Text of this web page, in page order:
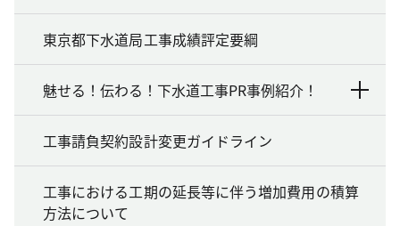
東京都下水道局工事成績評定要綱
魅せる！伝わる！下水道工事PR事例紹介！
工事請負契約設計変更ガイドライン
工事における工期の延長等に伴う増加費用の積算
方法について